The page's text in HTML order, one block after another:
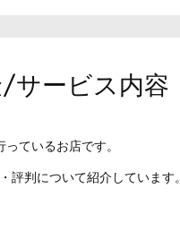
ービス内容
ているお店です。
判について紹介しています。